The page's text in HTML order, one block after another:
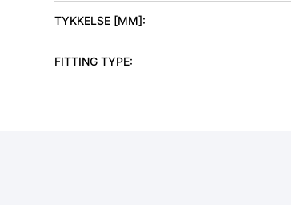
TYKKELSE [MM]:
FITTING TYPE: